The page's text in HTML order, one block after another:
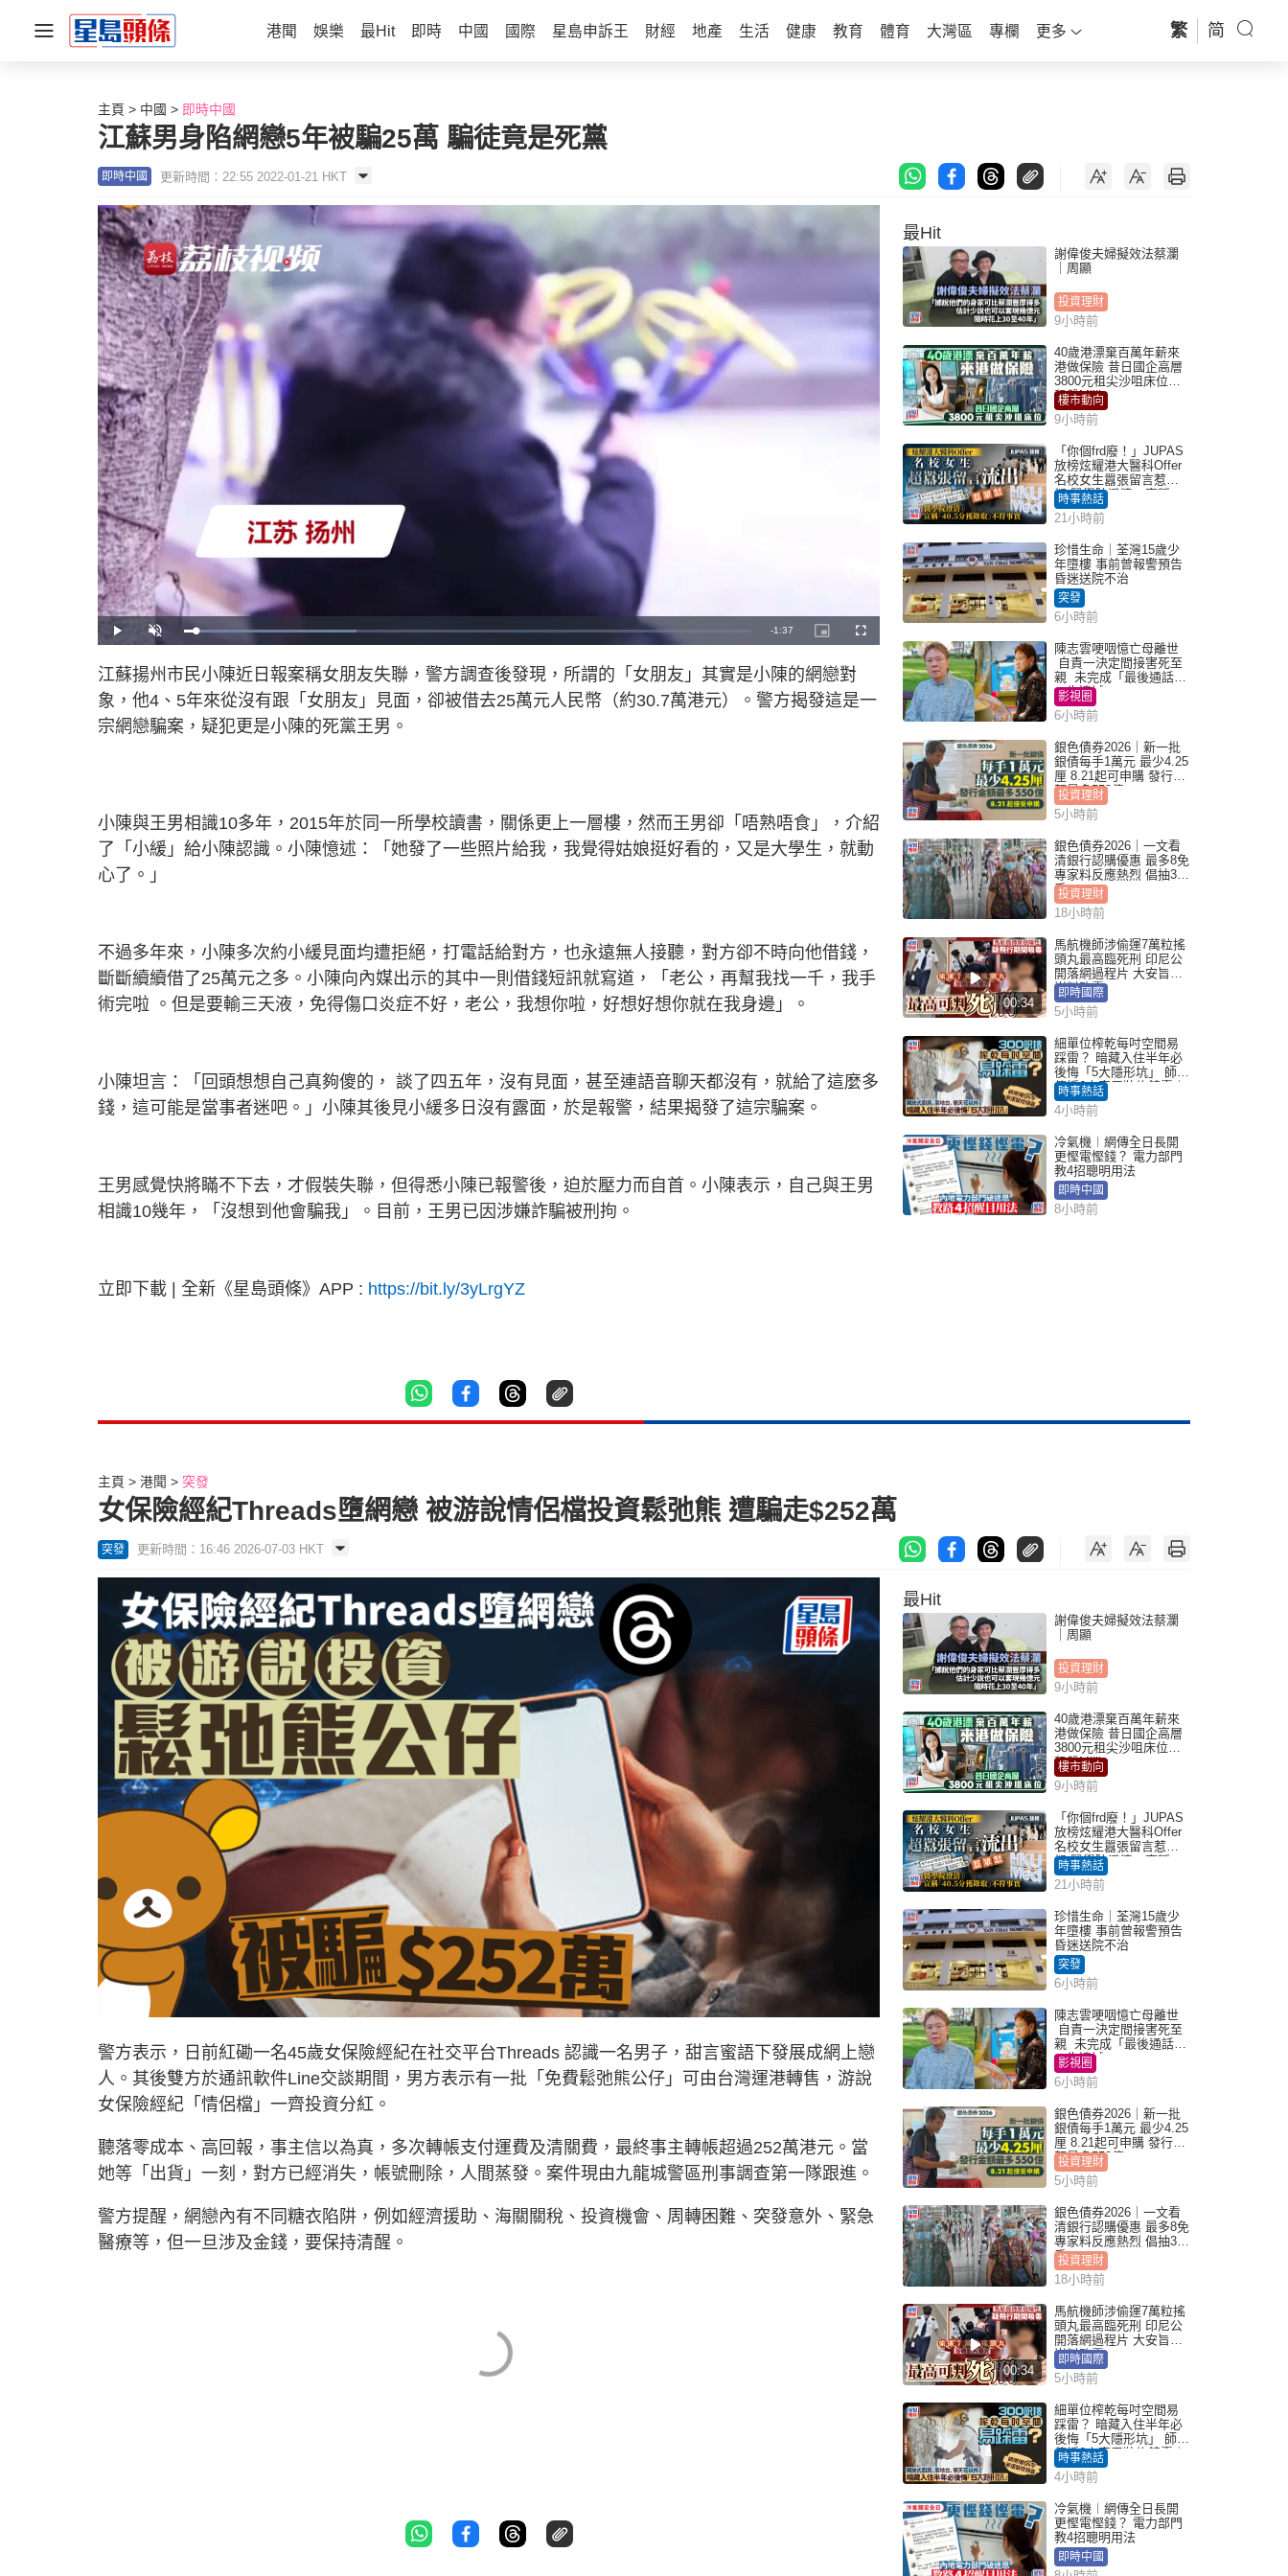
港聞 娛樂 最Hit 即時 中國 國際 星島申訴王 財經 地產 生活 健康 教育 體育 大灣區 專欄 更多 繁 简
主頁 中國 即時中國
江蘇男身陷網戀5年被騙25萬 騙徒竟是死黨
即時中國 更新時間：22:55 2022-01-21 HKT
P
l
y
U
n
t
e
L
o
e
d
:
3
0
3
R
n
g
m
e
-1:37
P
i
u
r
e
-
F
u
e
江蘇揚州市民小陳近日報案稱女朋友失聯，警方調查後發現，所謂的「女朋友」其實是小陳的網戀對
象，他4 、 5年來從沒有跟「女朋友」見面，卻被借去25萬元人民幣（約30.7萬港元）。警方揭發這是一
宗網戀騙案，疑犯更是小陳的死黨王男。
小陳與王男相識10多年， 2015年於同一所學校讀書，關係更上一層樓，然而王男卻「唔熟唔食」，介紹
了「小緩」給小陳認識。小陳憶述：「她發了一些照片給我，我覺得姑娘挺好看的，又是大學生，就動
心了。」
不過多年來，小陳多次約小緩見面均遭拒絕，打電話給對方，也永遠無人接聽，對方卻不時向他借錢，
斷斷續續借了25萬元之多。小陳向內媒出示的其中一則借錢短訊就寫道，「老公，再幫我找一千，我手
術完啦 。但是要輸三天液，免得傷口炎症不好，老公，我想你啦，好想好想你就在我身邊」。
小陳坦言：「回頭想想自己真夠傻的， 談了四五年，沒有見面，甚至連語音聊天都沒有，就給了這麼多
錢，這可能是當事者迷吧。」小陳其後見小緩多日沒有露面，於是報警，結果揭發了這宗騙案。
王男感覺快將瞞不下去，才假裝失聯，但得悉小陳已報警後，迫於壓力而自首。小陳表示，自己與王男
相識10幾年，「沒想到他會騙我」。目前，王男已因涉嫌詐騙被刑拘。
立即下載 全新《星島頭條》 APP : https://bit.ly/3yLrgYZ
最Hit
謝偉俊夫婦擬效法蔡瀾
｜周顯
投資理財
9小時前
40歲港漂棄百萬年薪來
港做保險 昔日國企高層
3800元租尖沙咀床位｜
租盤Million
樓市動向
9小時前
「你個frd廢！」JUPAS
放榜炫耀港大醫科Offer
名校女生囂張留言惹眾
怒 醫學院澄清：宣稱
「40.5分獲錄取」不符事
實｜Juicy叮
時事熱話
21小時前
珍惜生命｜荃灣15歲少
年墮樓 事前曾報警預告
昏迷送院不治
突發
6小時前
陳志雲哽咽憶亡母離世
自責一決定間接害死至
親 未完成「最後通話」
一生遺憾
影視圈
6小時前
銀色債券2026｜新一批
銀債每手1萬元 最少4.25
厘 8.21起可申購 發行金
額最多550億
投資理財
5小時前
銀色債券2026｜一文看
清銀行認購優惠 最多8免
專家料反應熱烈 倡抽30
手
投資理財
18小時前
00:34
馬航機師涉偷運7萬粒搖
頭丸最高臨死刑 印尼公
開落網過程片 大安旨意
豈料敗露
即時國際
5小時前
細單位榨乾每吋空間易
踩雷？ 暗藏入住半年必
後悔「5大隱形坑」 師傅
傳授6字家居裝修錦囊｜
Juicy叮
時事熱話
4小時前
冷氣機︱網傳全日長開
更慳電慳錢？ 電力部門
教4招聰明用法
即時中國
8小時前
主頁 港聞 突發
女保險經紀Threads墮網戀 被游說情侶檔投資鬆弛熊 遭騙走$252萬
突發 更新時間：16:46 2026-07-03 HKT
警方表示，日前紅磡一名45歲女保險經紀在社交平台Threads 認識一名男子，甜言蜜語下發展成網上戀
人。其後雙方於通訊軟件Line交談期間，男方表示有一批「免費鬆弛熊公仔」可由台灣運港轉售，游說
女保險經紀「情侶檔」一齊投資分紅。
聽落零成本、高回報，事主信以為真，多次轉帳支付運費及清關費，最終事主轉帳超過252萬港元。當
她等「出貨」一刻，對方已經消失，帳號刪除，人間蒸發。案件現由九龍城警區刑事調查第一隊跟進。
警方提醒，網戀內有不同糖衣陷阱，例如經濟援助、海關關稅、投資機會、周轉困難、突發意外、緊急
醫療等，但一旦涉及金錢，要保持清醒。
最Hit
謝偉俊夫婦擬效法蔡瀾
｜周顯
投資理財
9小時前
40歲港漂棄百萬年薪來
港做保險 昔日國企高層
3800元租尖沙咀床位｜
租盤Million
樓市動向
9小時前
「你個frd廢！」JUPAS
放榜炫耀港大醫科Offer
名校女生囂張留言惹眾
怒 醫學院澄清：宣稱
「40.5分獲錄取」不符事
實｜Juicy叮
時事熱話
21小時前
珍惜生命｜荃灣15歲少
年墮樓 事前曾報警預告
昏迷送院不治
突發
6小時前
陳志雲哽咽憶亡母離世
自責一決定間接害死至
親 未完成「最後通話」
一生遺憾
影視圈
6小時前
銀色債券2026｜新一批
銀債每手1萬元 最少4.25
厘 8.21起可申購 發行金
額最多550億
投資理財
5小時前
銀色債券2026｜一文看
清銀行認購優惠 最多8免
專家料反應熱烈 倡抽30
手
投資理財
18小時前
00:34
馬航機師涉偷運7萬粒搖
頭丸最高臨死刑 印尼公
開落網過程片 大安旨意
豈料敗露
即時國際
5小時前
細單位榨乾每吋空間易
踩雷？ 暗藏入住半年必
後悔「5大隱形坑」 師傅
傳授6字家居裝修錦囊｜
Juicy叮
時事熱話
4小時前
冷氣機︱網傳全日長開
更慳電慳錢？ 電力部門
教4招聰明用法
即時中國